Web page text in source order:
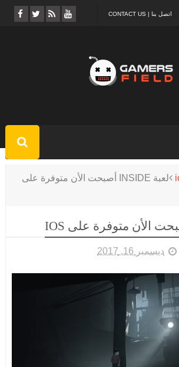
اتصل بنا | CONTACT US
لعبة INSIDE أصبحت الأن متوفرة على
ديسمبر 16, 2017